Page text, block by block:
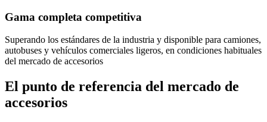
Gama completa competitiva
Superando los estándares de la industria y disponible para camiones,
autobuses y vehículos comerciales ligeros, en condiciones habituales
del mercado de accesorios
El punto de referencia del mercado de
accesorios